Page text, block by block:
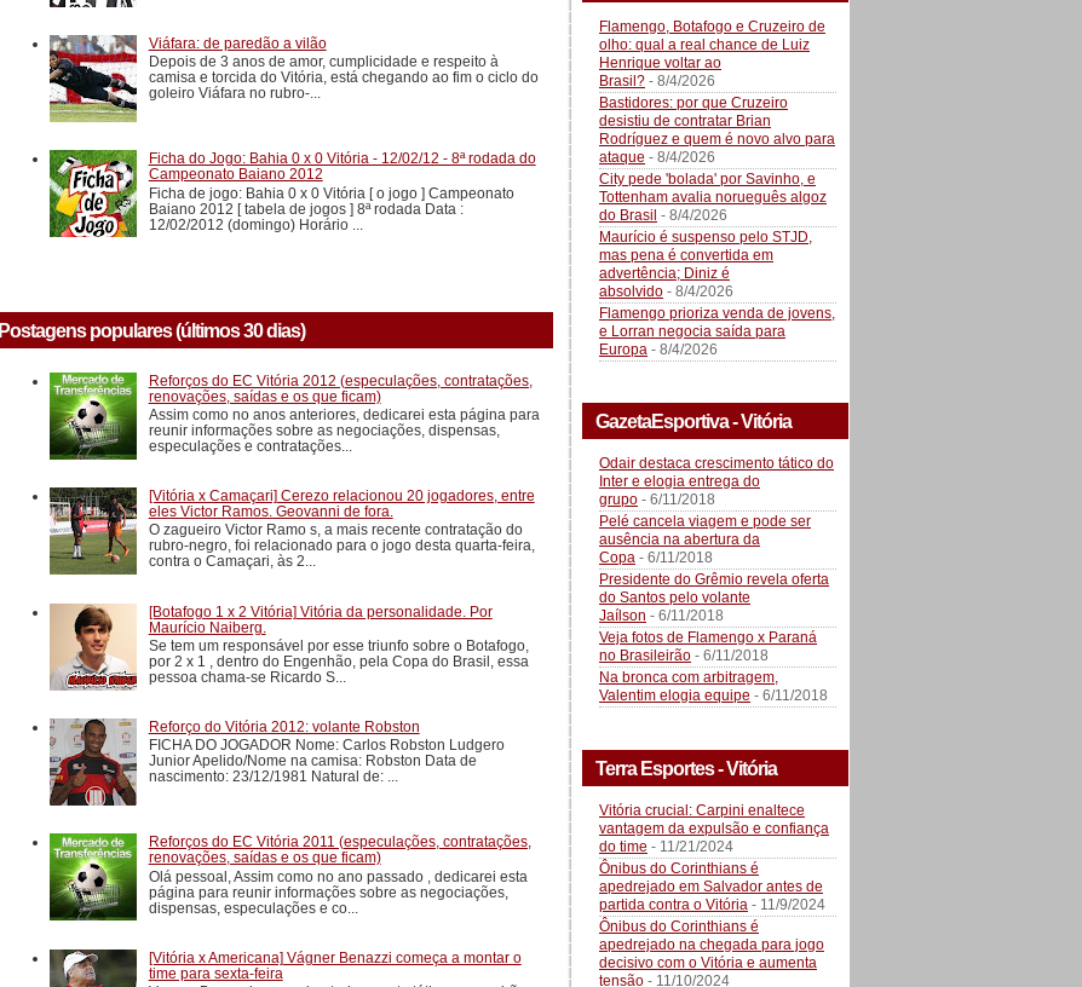
Viáfara: de paredão a vilão
Depois de 3 anos de amor, cumplicidade e respeito à
camisa e torcida do Vitória, está chegando ao fim o ciclo do
goleiro Viáfara no rubro-...
Ficha do Jogo: Bahia 0 x 0 Vitória - 12/02/12 - 8ª rodada do
Campeonato Baiano 2012
Ficha de jogo: Bahia 0 x 0 Vitória [ o jogo ] Campeonato
Baiano 2012 [ tabela de jogos ] 8ª rodada Data :
12/02/2012 (domingo) Horário ...
Postagens populares (últimos 30 dias)
Reforços do EC Vitória 2012 (especulações, contratações,
renovações, saídas e os que ficam)
Assim como no anos anteriores, dedicarei esta página para
reunir informações sobre as negociações, dispensas,
especulações e contratações...
[Vitória x Camaçari] Cerezo relacionou 20 jogadores, entre
eles Victor Ramos. Geovanni de fora.
O zagueiro Victor Ramo s, a mais recente contratação do
rubro-negro, foi relacionado para o jogo desta quarta-feira,
contra o Camaçari, às 2...
[Botafogo 1 x 2 Vitória] Vitória da personalidade. Por
Maurício Naiberg.
Se tem um responsável por esse triunfo sobre o Botafogo,
por 2 x 1 , dentro do Engenhão, pela Copa do Brasil, essa
pessoa chama-se Ricardo S...
Reforço do Vitória 2012: volante Robston
FICHA DO JOGADOR Nome: Carlos Robston Ludgero
Junior Apelido/Nome na camisa: Robston Data de
nascimento: 23/12/1981 Natural de: ...
Reforços do EC Vitória 2011 (especulações, contratações,
renovações, saídas e os que ficam)
Olá pessoal, Assim como no ano passado , dedicarei esta
página para reunir informações sobre as negociações,
dispensas, especulações e co...
[Vitória x Americana] Vágner Benazzi começa a montar o
time para sexta-feira
Flamengo, Botafogo e Cruzeiro de
olho: qual a real chance de Luiz
Henrique voltar ao
Brasil? - 8/4/2026
Bastidores: por que Cruzeiro
desistiu de contratar Brian
Rodríguez e quem é novo alvo para
ataque - 8/4/2026
City pede 'bolada' por Savinho, e
Tottenham avalia norueguês algoz
do Brasil - 8/4/2026
Maurício é suspenso pelo STJD,
mas pena é convertida em
advertência; Diniz é
absolvido - 8/4/2026
Flamengo prioriza venda de jovens,
e Lorran negocia saída para
Europa - 8/4/2026
GazetaEsportiva - Vitória
Odair destaca crescimento tático do
Inter e elogia entrega do
grupo - 6/11/2018
Pelé cancela viagem e pode ser
ausência na abertura da
Copa - 6/11/2018
Presidente do Grêmio revela oferta
do Santos pelo volante
Jaílson - 6/11/2018
Veja fotos de Flamengo x Paraná
no Brasileirão - 6/11/2018
Na bronca com arbitragem,
Valentim elogia equipe - 6/11/2018
Terra Esportes - Vitória
Vitória crucial: Carpini enaltece
vantagem da expulsão e confiança
do time - 11/21/2024
Ônibus do Corinthians é
apedrejado em Salvador antes de
partida contra o Vitória - 11/9/2024
Ônibus do Corinthians é
apedrejado na chegada para jogo
decisivo com o Vitória e aumenta
tensão - 11/10/2024